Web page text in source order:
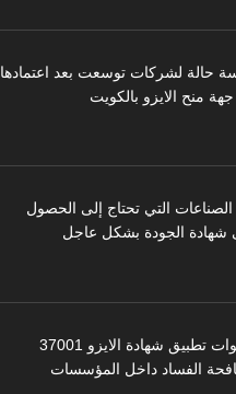
حالة لشركات توسعت بعد اعتمادها
منح الايزو بالكويت
الصناعات التي تحتاج إلى الحصول
شهادة الجودة بشكل عاجل
خطوات تطبيق شهادة الايزو 37001
الفساد داخل المؤسسات